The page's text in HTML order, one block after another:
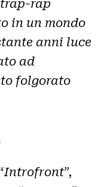
rap
in un mondo
anni luce
ad
folgorato
Introfront”,